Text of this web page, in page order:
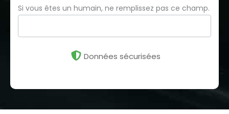
Si vous êtes un humain, ne remplissez pas ce champ.
Données sécurisées